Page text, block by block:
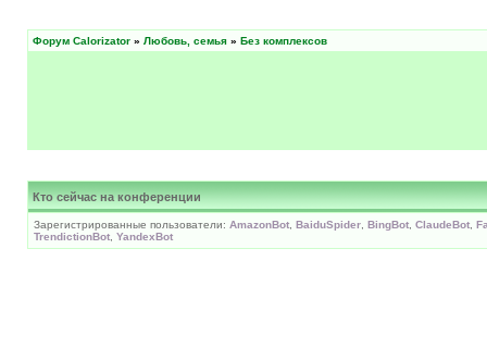
Форум Calorizator » Любовь, семья » Без комплексов
Кто сейчас на конференции
Зарегистрированные пользователи: AmazonBot BaiduSpider BingBot ClaudeBot
TrendictionBot YandexBot